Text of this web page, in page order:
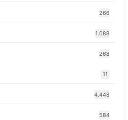
266
1.088
268
11
4.448
584